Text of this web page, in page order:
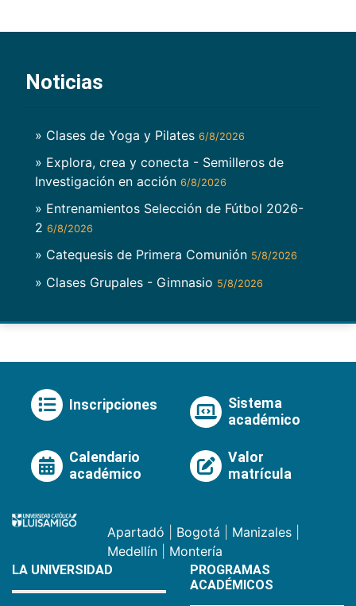
Noticias
» Clases de Yoga y Pilates 6/8/2026
» Explora, crea y conecta - Semilleros de
Investigación en acción 6/8/2026
» Entrenamientos Selección de Fútbol 2026-
2 6/8/2026
» Catequesis de Primera Comunión 5/8/2026
» Clases Grupales - Gimnasio 5/8/2026
Inscripciones
Sistema
académico
Calendario
académico
Valor
matrícula
Apartadó Bogotá Manizales
Medellín
Montería
LA UNIVERSIDAD
PROGRAMAS
ACADÉMICOS